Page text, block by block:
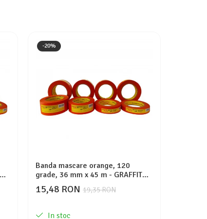
-20%
Banda mascare orange, 120
grade, 36 mm x 45 m - GRAFFIT
AUTO
19,35 RON
15,48 RON
In stoc